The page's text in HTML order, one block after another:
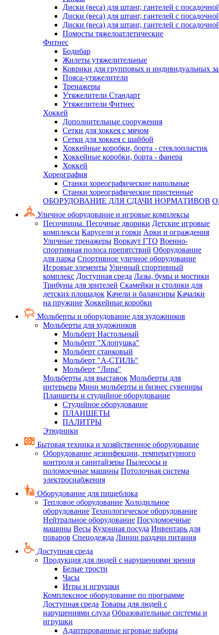
Диски (веса) для штанг, гантелей с
Диски (веса) для штанг, гантелей с
Диски (веса) для штанг, гантелей с
Помосты тяжелоатлетические
Фитнес
Бодибар
Жилеты утяжелительные
Коврики для групповых и индивидуальных
Пояса-утяжелители
Тренажеры
Утяжелители Стандарт
Утяжелители Фитнес
Хоккей
Дополнительные сооружения
Сетки для хоккея с мячом
Сетки для хоккея с шайбой
Хоккейные коробки, борта - стеклопластик
Хоккейные коробки, борта - фанера
Хоккей
Хореография
Станки хореографические напольные
Станки хореографические пристенные
ОБОРУДОВАНИЕ ДЛЯ СДАЧИ НОРМАТИВОВ
Уличное оборудование и игровые комплексы
Песочницы. Песочные дворики Детские игровые
комплексы Карусели и горки Арки и ограждения
Уличные тренажеры Воркаут ГТО Военно-
спортивная полоса препятствий Оборудование
для парка Спортивное уличное оборудование
Игровые элементы Уличный спортивный
комплекс Доступная среда Лазы, бумы и мостики
Трибуны для зрителей Скамейки и столики для
детских площадок Качели и балансиры Качалки
на пружине Хоккейные коробки
Мольберты и оборудование для художников
Мольберты для художников
Мольберт Настольный
Мольберт "Хлопушка"
Мольберт станковый
Мольберт "А-СТИЛЬ"
Мольберт "Лира"
Мольберты для выставок Мольберты для
интерьера Мини мольберты и бизнес сувениры
Планшеты и студийное оборудование
Студийное оборудование
ПЛАНШЕТЫ
ПАЛИТРЫ
Этюдники
Бытовая техника и хозяйственное оборудование
Оборудование дезинфекции, температурного
контроля и санитайзеры Пылесосы и
поломоечные машины Потолочная система
электроснабжения
Оборудование для пищеблока
Тепловое оборудование Холодильное
оборудование Технологическое оборудование
Нейтральное оборудование Посудомоечные
машины Весы Кухонная посуда Инвентарь для
поваров Спецодежда Линии раздачи питания
Доступная среда
Продукция для людей с нарушениями зрения
Белые трости
Часы
Игры и игрушки
Комплексное оборудование по программе
Доступная среда Товары для людей с
нарушениями слуха Образовательные системы и
игрушки
Адаптированные игровые наборы